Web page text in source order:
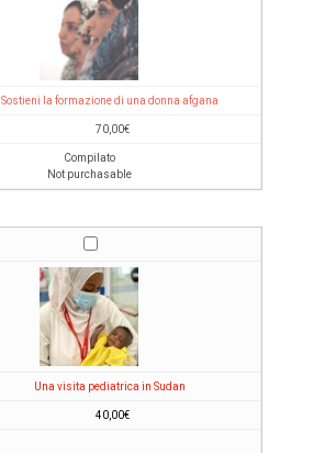
Sostieni la formazione di una donna afgana
70,00€
Compilato
Not purchasable
Una visita pediatrica in Sudan
40,00€